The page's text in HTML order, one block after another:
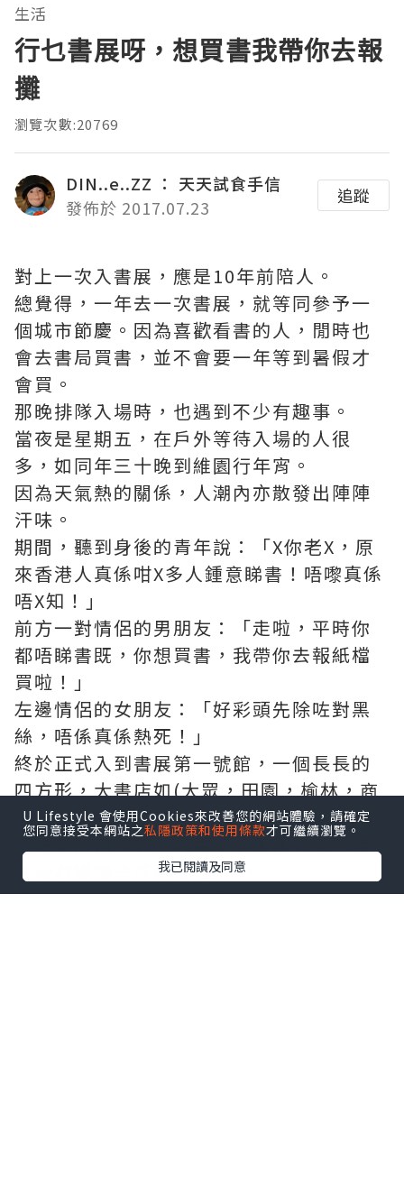
生活
行乜書展呀，想買書我帶你去報
攤
瀏覽次數:20769
DIN..e..ZZ ： 天天試食手信
發佈於 2017.07.23
追蹤
對上一次入書展，應是10年前陪人。
總覺得，一年去一次書展，就等同參予一
個城市節慶。因為喜歡看書的人，閒時也
會去書局買書，並不會要一年等到暑假才
會買。
那晚排隊入場時，也遇到不少有趣事。
當夜是星期五，在戶外等待入場的人很
多，如同年三十晚到維園行年宵。
因為天氣熱的關係，人潮內亦散發出陣陣
汗味。
期間，聽到身後的青年說：「X你老X，原
來香港人真係咁X多人鍾意睇書！唔嚟真係
唔X知！」
前方一對情侶的男朋友：「走啦，平時你
都唔睇書既，你想買書，我帶你去報紙檔
買啦！」
左邊情侶的女朋友：「好彩頭先除咗對黑
絲，唔係真係熱死！」
終於正式入到書展第一號館，一個長長的
四方形，大書店如(大眾，田園，榆林，商
務，三聯)及傳媒如(明報，信報，及晴報)
都佔了門口位置。而香港小出版社就全堆
在最右邊牆角那條縱/直行。
這些小出版社賣的，都是一些本土題材的
U Lifestyle 會使用Cookies來改善您的網站體驗，請確定
您同意接受本網站之私隱政策和使用條款才可繼續瀏覽。
我已閱讀及同意